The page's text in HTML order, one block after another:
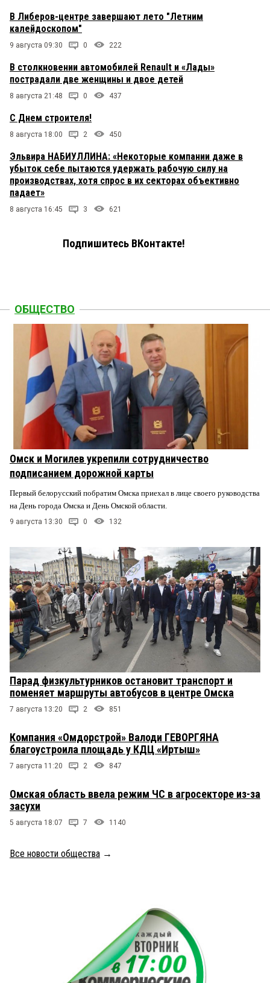
В Либеров-центре завершают лето "Летним
калейдоскопом"
9 августа 09:30 0 222
В столкновении автомобилей Renault и «Лады»
пострадали две женщины и двое детей
8 августа 21:48 0 437
С Днем строителя!
8 августа 18:00 2 450
Эльвира НАБИУЛЛИНА: «Некоторые компании даже в
убыток себе пытаются удержать рабочую силу на
производствах, хотя спрос в их секторах объективно
падает»
8 августа 16:45 3 621
Подпишитесь ВКонтакте!
ОБЩЕСТВО
Омск и Могилев укрепили сотрудничество
подписанием дорожной карты
Первый белорусский побратим Омска приехал в лице своего руководства
на День города Омска и День Омской области.
9 августа 13:30 0 132
Парад физкультурников остановит транспорт и
поменяет маршруты автобусов в центре Омска
7 августа 13:20 2 851
Компания «Омдорстрой» Валоди ГЕВОРГЯНА
благоустроила площадь у КДЦ «Иртыш»
7 августа 11:20 2 847
Омская область ввела режим ЧС в агросекторе из-за
засухи
5 августа 18:07 7 1140
Все новости общества →